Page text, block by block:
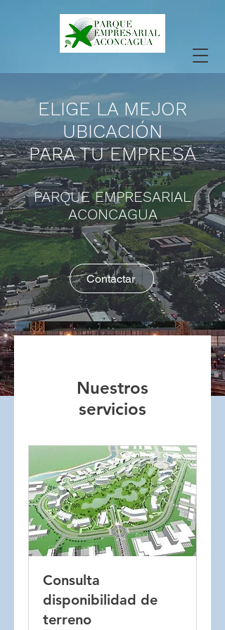
ELIGE LA MEJOR
UBICACIÓN
PARA TU EMPRESA
PARQUE EMPRESARIAL
ACONCAGUA
Contactar
Nuestros
servicios
Consulta
disponibilidad de
terreno